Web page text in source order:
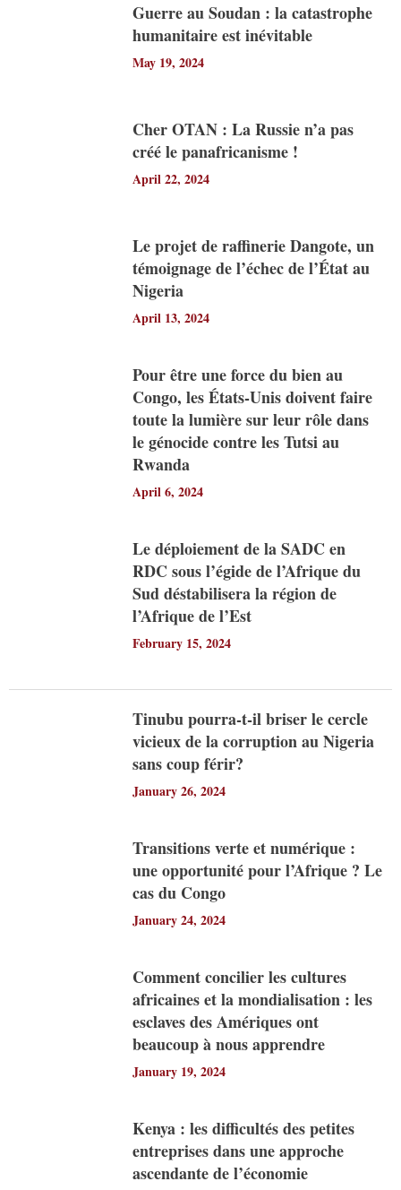
Guerre au Soudan : la catastrophe
humanitaire est inévitable
May 19, 2024
Cher OTAN : La Russie n’a pas
créé le panafricanisme !
April 22, 2024
Le projet de raffinerie Dangote, un
témoignage de l’échec de l’État au
Nigeria
April 13, 2024
Pour être une force du bien au
Congo, les États-Unis doivent faire
toute la lumière sur leur rôle dans
le génocide contre les Tutsi au
Rwanda
April 6, 2024
Le déploiement de la SADC en
RDC sous l’égide de l’Afrique du
Sud déstabilisera la région de
l’Afrique de l’Est
February 15, 2024
Tinubu pourra-t-il briser le cercle
vicieux de la corruption au Nigeria
sans coup férir?
January 26, 2024
Transitions verte et numérique :
une opportunité pour l’Afrique ? Le
cas du Congo
January 24, 2024
Comment concilier les cultures
africaines et la mondialisation : les
esclaves des Amériques ont
beaucoup à nous apprendre
January 19, 2024
Kenya : les difficultés des petites
entreprises dans une approche
ascendante de l’économie